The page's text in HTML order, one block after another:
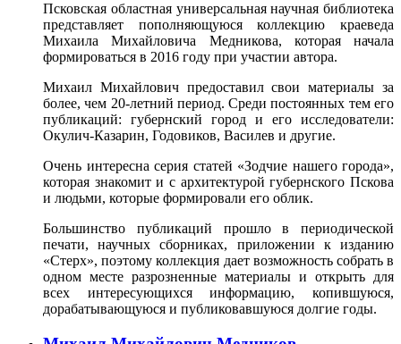
Псковская областная универсальная научная библиотека
представляет пополняющуюся коллекцию краеведа
Михаила Михайловича Медникова, которая начала
формироваться в 2016 году при участии автора.
Михаил Михайлович предоставил свои материалы за
более, чем 20-летний период. Среди постоянных тем его
публикаций: губернский город и его исследователи:
Окулич-Казарин, Годовиков, Василев и другие.
Очень интересна серия статей «Зодчие нашего города»,
которая знакомит и с архитектурой губернского Пскова
и людьми, которые формировали его облик.
Большинство публикаций прошло в периодической
печати, научных сборниках, приложении к изданию
«Стерх», поэтому коллекция дает возможность собрать в
одном месте разрозненные материалы и открыть для
всех интересующихся информацию, копившуюся,
дорабатывающуюся и публиковавшуюся долгие годы.